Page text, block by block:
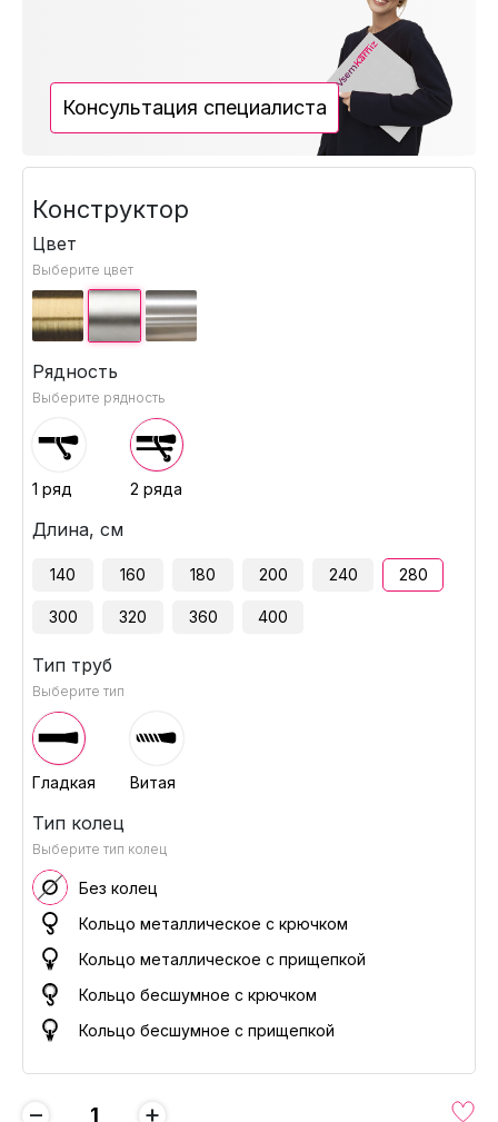
Консультация специалиста
Конструктор
Цвет
Выберите цвет
Рядность
Выберите рядность
1 ряд 2 ряда
Длина, см
140 160 180 200 240 280
300 320 360 400
Тип труб
Выберите тип
Гладкая Витая
Тип колец
Выберите тип колец
Без колец
Кольцо металлическое с крючком
Кольцо металлическое с прищепкой
Кольцо бесшумное с крючком
Кольцо бесшумное с прищепкой
− +